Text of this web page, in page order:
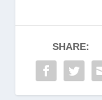
SHARE: